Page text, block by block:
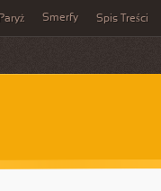
Paryż Smerfy Spis Treści